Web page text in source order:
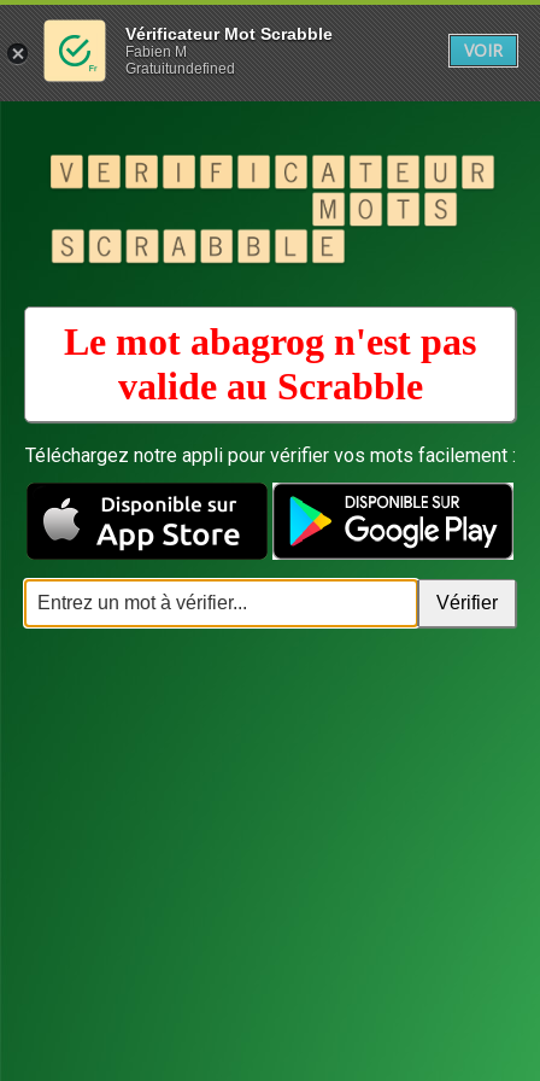
Le mot abagrog n'est pas
valide au Scrabble
Téléchargez notre appli pour vérifier vos mots facilement :
Vérificateur Mot Scrabble
Fabien M
Gratuitundefined
VOIR